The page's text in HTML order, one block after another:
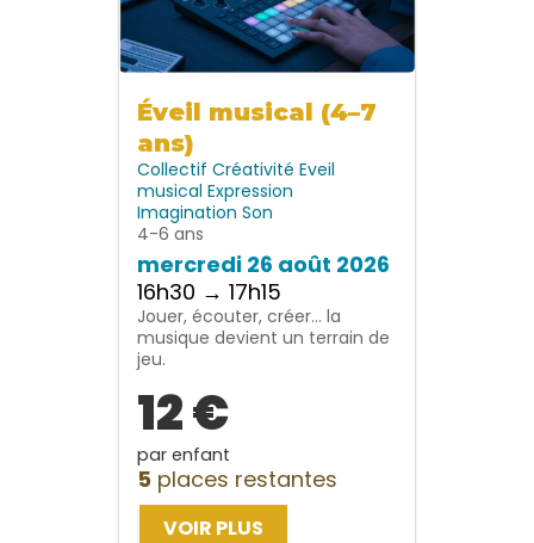
Éveil musical (4–7
ans)
Collectif Créativité Eveil
musical Expression
Imagination Son
4-6 ans
mercredi 26 août 2026
16h30 → 17h15
Jouer, écouter, créer… la
musique devient un terrain de
jeu.
12 €
par enfant
5 places restantes
VOIR PLUS